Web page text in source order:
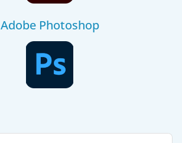
Adobe Photoshop